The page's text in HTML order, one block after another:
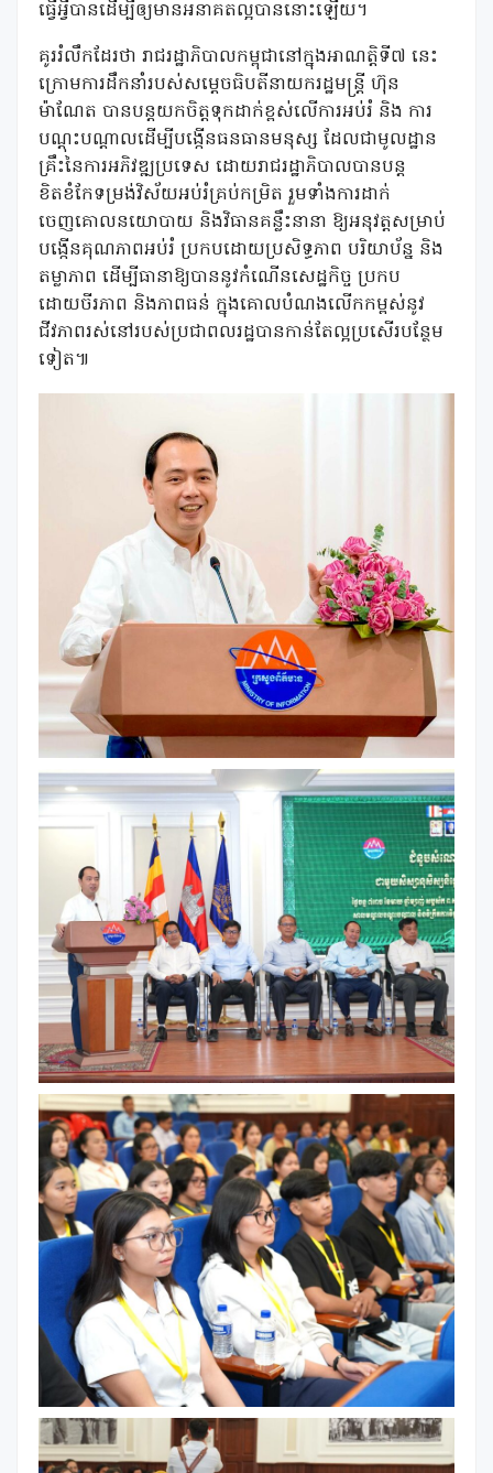
ធ្វើអ្វីបានដើម្បីឲ្យមានអនាគតល្អបាននោះឡើយ។
គូររំលឹកដែរថា រាជរដ្ឋាភិបាលកម្ពុជានៅក្នុងអាណត្តិទី៧ នេះ
ក្រោមការដឹកនាំរបស់សម្តេចធិបតីនាយករដ្ឋមន្ត្រី ហ៊ុន
ម៉ាណែត បានបន្តយកចិត្តទុកដាក់ខ្ពស់លើការអប់រំ និង ការ
បណ្តុះបណ្តាលដើម្បីបង្កើនធនធានមនុស្ស ដែលជាមូលដ្ឋាន
គ្រឹះនៃការអភិវឌ្ឍប្រទេស ដោយរាជរដ្ឋាភិបាលបានបន្ត
ខិតខំកែទម្រង់វិស័យអប់រំគ្រប់កម្រិត រួមទាំងការដាក់
ចេញគោលនយោបាយ និងវិធានគន្លឹះនានា ឱ្យអនុវត្តសម្រាប់
បង្កើនគុណភាពអប់រំ ប្រកបដោយប្រសិទ្ធភាព បរិយាប័ន្ន និង
តម្លាភាព ដើម្បីធានាឱ្យបាននូវកំណើនសេដ្ឋកិច្ច ប្រកប
ដោយចីរភាព និងភាពធន់ ក្នុងគោលបំណងលើកកម្ពស់នូវ
ជីវភាពរស់នៅរបស់ប្រជាពលរដ្ឋបានកាន់តែល្អប្រសើរបន្ថែម
ទៀត៕